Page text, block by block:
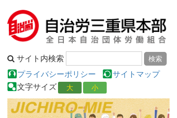
サイト内検索
プライバシーポリシー
サイトマップ
文字サイズ
大 小